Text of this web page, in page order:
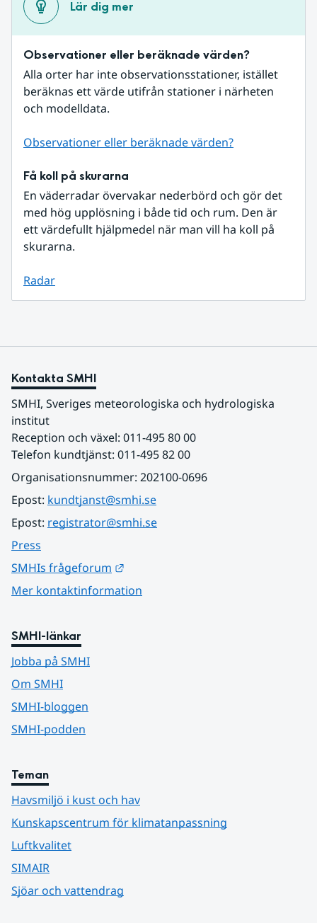
Lär dig mer
Observationer eller beräknade värden?
Alla orter har inte observationsstationer, istället
beräknas ett värde utifrån stationer i närheten
och modelldata.
Observationer eller beräknade värden?
Få koll på skurarna
En väderradar övervakar nederbörd och gör det
med hög upplösning i både tid och rum. Den är
ett värdefullt hjälpmedel när man vill ha koll på
skurarna.
Radar
Kontakta SMHI
SMHI, Sveriges meteorologiska och hydrologiska
institut
Reception och växel: 011-495 80 00
Telefon kundtjänst: 011-495 82 00
Organisationsnummer: 202100-0696
Epost: kundtjanst@smhi.se
Epost: registrator@smhi.se
Press
SMHIs frågeforum
Mer kontaktinformation
SMHI-länkar
Jobba på SMHI
Om SMHI
SMHI-bloggen
SMHI-podden
Teman
Havsmiljö i kust och hav
Kunskapscentrum för klimatanpassning
Luftkvalitet
SIMAIR
Sjöar och vattendrag